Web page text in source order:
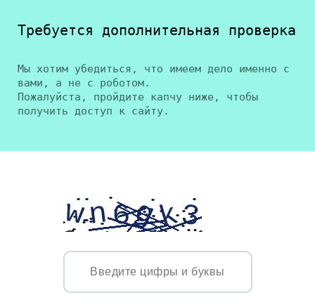
Требуется дополнительная проверка
Мы хотим убедиться, что имеем дело именно с
вами, а не с роботом.
Пожалуйста, пройдите капчу ниже, чтобы
получить доступ к сайту.